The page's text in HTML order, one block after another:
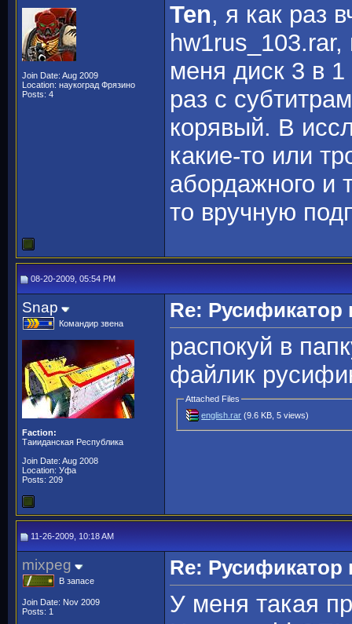
Join Date: Aug 2009
Location: наукоград Фрязино
Posts: 4
Ten, я как раз
меня диск 3 в
раз с
корявый. В
какие-то или
абордажного и
то вручную
08-20-2009, 05:54 PM
Snap
Командир звена
Faction:
Таииданская Республика
Join Date: Aug 2008
Location: Уфа
Posts: 209
Re: Русификатор
распокуй в
файлик
Attached Files
english.rar (9.6 KB, 5 views)
11-26-2009, 10:18 AM
mixpeg
В запасе
Join Date: Nov 2009
Posts: 1
Re: Русификатор
У меня такая